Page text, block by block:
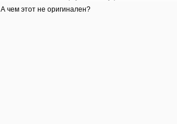
А чем этот не оригинален?